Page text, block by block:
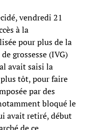
vendredi 21
à la
pour plus de la
grossesse (IVG)
avait saisi la
tôt, pour faire
par des
bloqué le
avait retiré, début